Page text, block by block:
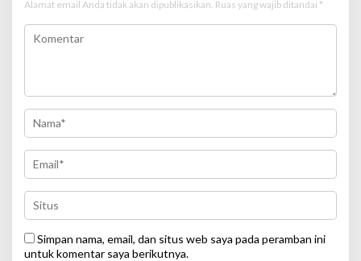
Alamat email Anda tidak akan dipublikasikan. Ruas yang wajib ditandai *
Simpan nama, email, dan situs web saya pada peramban ini
untuk komentar saya berikutnya.